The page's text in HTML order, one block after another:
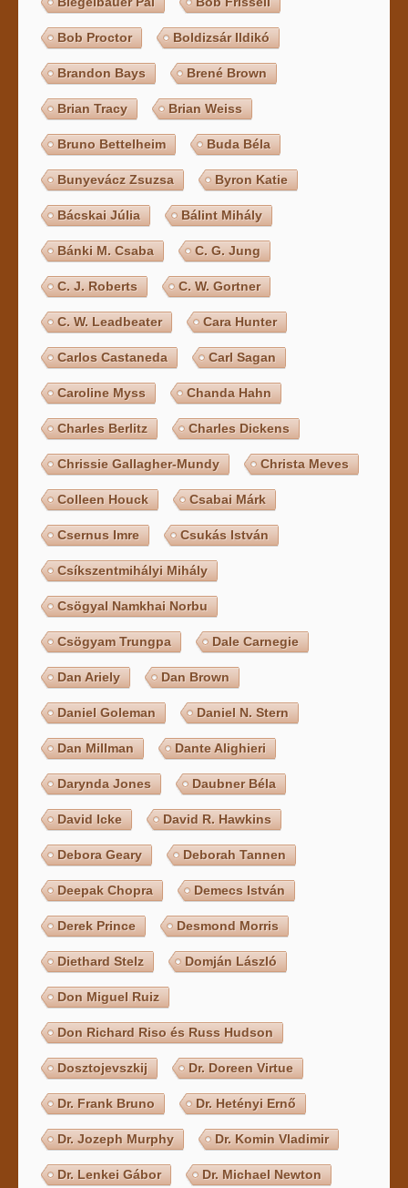
Bob Proctor Boldizsár Ildikó
Brandon Bays Brené Brown
Brian Tracy Brian Weiss
Bruno Bettelheim Buda Béla
Bunyevácz Zsuzsa Byron Katie
Bácskai Júlia Bálint Mihály
Bánki M. Csaba C. G. Jung
C. J. Roberts C. W. Gortner
C. W. Leadbeater Cara Hunter
Carlos Castaneda Carl Sagan
Caroline Myss Chanda Hahn
Charles Berlitz Charles Dickens
Chrissie Gallagher-Mundy Christa Meves
Colleen Houck Csabai Márk
Csernus Imre Csukás István
Csíkszentmihályi Mihály
Csögyal Namkhai Norbu
Csögyam Trungpa Dale Carnegie
Dan Ariely Dan Brown
Daniel Goleman Daniel N. Stern
Dan Millman Dante Alighieri
Darynda Jones Daubner Béla
David Icke David R. Hawkins
Debora Geary Deborah Tannen
Deepak Chopra Demecs István
Derek Prince Desmond Morris
Diethard Stelz Domján László
Don Miguel Ruiz
Don Richard Riso és Russ Hudson
Dosztojevszkij Dr. Doreen Virtue
Dr. Frank Bruno Dr. Hetényi Ernő
Dr. Jozeph Murphy Dr. Komin Vladimir
Dr. Lenkei Gábor Dr. Michael Newton